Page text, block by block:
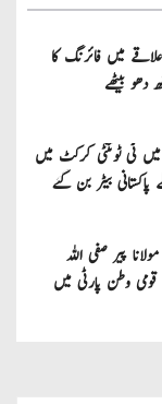
میں فائرنگ کا
بیٹھے
ٹی ٹوئنٹی کرکٹ میں
پیر صفی اللہ
وطن پارٹی میں